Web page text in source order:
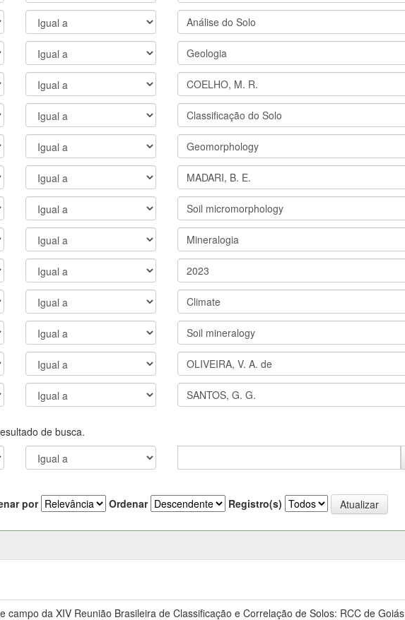
de busca.
por Ordenar Registro(s)
campo da XIV Reunião Brasileira de Classificação e Correlação de Solos: RCC de Goiás